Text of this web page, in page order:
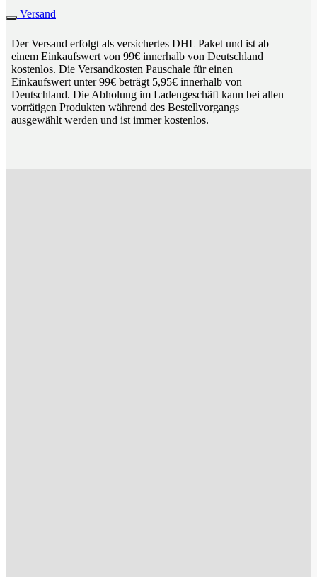
Versand
Der Versand erfolgt als versichertes DHL Paket und ist ab
einem Einkaufswert von 99€ innerhalb von Deutschland
kostenlos. Die Versandkosten Pauschale für einen
Einkaufswert unter 99€ beträgt 5,95€ innerhalb von
Deutschland. Die Abholung im Ladengeschäft kann bei allen
vorrätigen Produkten während des Bestellvorgangs
ausgewählt werden und ist immer kostenlos.